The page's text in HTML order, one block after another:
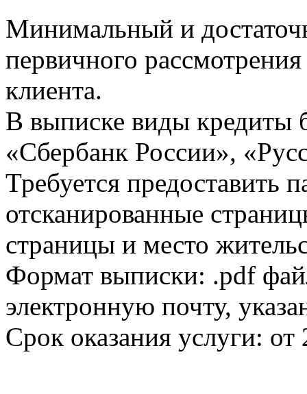
Минимальный и
первичного
клиента.
В выписке виды кредиты
«Сбербанк России»,
Требуется предоставить
отсканированные
страницы и место
Формат выписки: .pdf
электронную почту,
Срок оказания услуги: от